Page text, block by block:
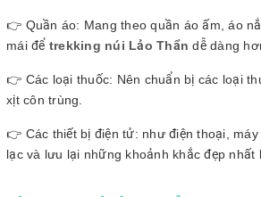
👉 Quần áo: Mang theo quần áo ấm, áo
mái để trekking núi Lảo Thẩn dễ dàng
👉 Các loại thuốc: Nên chuẩn bị các loại
xịt côn trùng.
👉 Các thiết bị điện tử: như điện thoại,
lạc và lưu lại những khoảnh khắc đẹp nhất